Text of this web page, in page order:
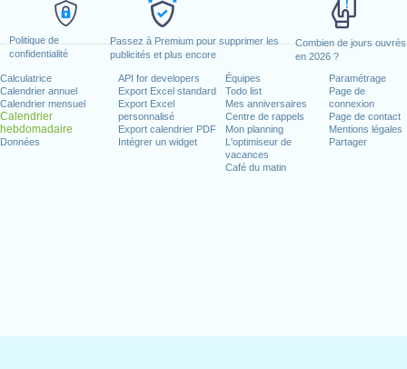
Politique de
confidentialité
Passez à Premium pour supprimer les
publicités et plus encore
Combien de jours ouvrés
en 2026 ?
Calculatrice
Calendrier annuel
Calendrier mensuel
Calendrier
hebdomadaire
Données
API for developers
Export Excel standard
Export Excel
personnalisé
Export calendrier PDF
Intégrer un widget
Équipes
Todo list
Mes anniversaires
Centre de rappels
Mon planning
L'optimiseur de
vacances
Café du matin
Paramétrage
Page de
connexion
Page de contact
Mentions légales
Partager